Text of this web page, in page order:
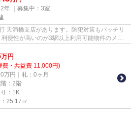
年 ｜募集中： 3室
天満橋支店があります。防犯対策もバッチリ
便性が高いのが3駅以上利用可能物件のメリ
万円
費・共益費 11,000円)
万円｜礼：0ヶ月
：2階
：1K
25.17㎡